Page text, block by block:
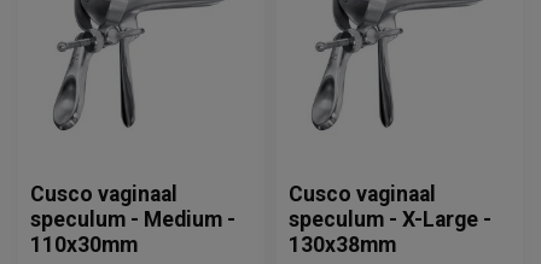
Cusco vaginaal
speculum - Medium -
110x30mm
Cusco vaginaal
speculum - X-Large -
130x38mm